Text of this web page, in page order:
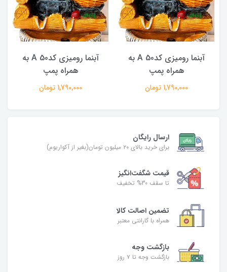
آبنما رومیزی کدA 50 به
همراه پمپ
1,790,000 تومان
آبنما رومیزی کدA 50 به
همراه پمپ
1,790,000 تومان
ارسال رایگان
برای خرید بالای ۲۰ میلیون تومان(بغیر از آکواریوم)
قیمت شگفت‌انگیز
تا سقف 30% تخفیف
تضمین اصالت کالا
همراه با گارانتی معتبر
بازگشت وجه
بازگشت وجه تا ۷ روز